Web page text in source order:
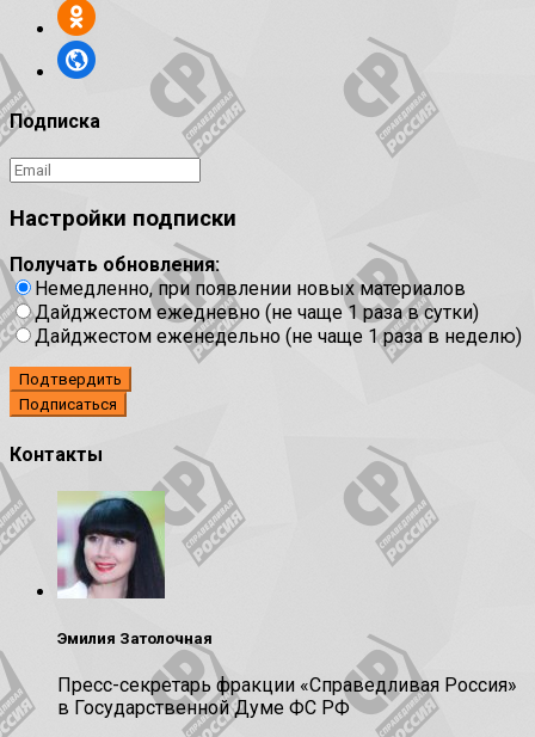
Подписка
Настройки подписки
Получать обновления:
Немедленно, при появлении новых материалов
Дайджестом ежедневно (не чаще 1 раза в сутки)
Дайджестом еженедельно (не чаще 1 раза в неделю)
Подтвердить
Контакты
Эмилия Затолочная
Пресс-секретарь фракции «Справедливая Россия»
в Государственной Думе ФС РФ